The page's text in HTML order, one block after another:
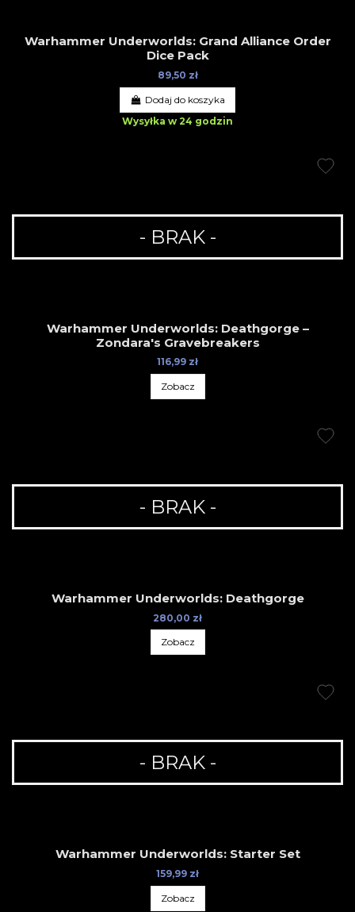
Warhammer Underworlds: Grand Alliance Order
Dice Pack
89,50 zł
Dodaj do koszyka
Wysyłka w 24 godzin
- BRAK -
Warhammer Underworlds: Deathgorge –
Zondara's Gravebreakers
116,99 zł
Zobacz
- BRAK -
Warhammer Underworlds: Deathgorge
280,00 zł
Zobacz
- BRAK -
Warhammer Underworlds: Starter Set
159,99 zł
Zobacz